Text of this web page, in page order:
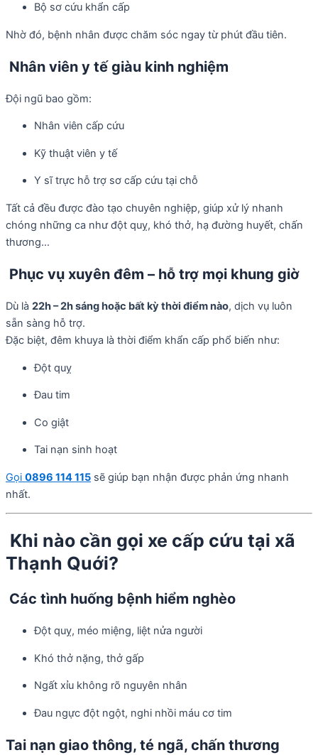
Bộ sơ cứu khẩn cấp
Nhờ đó, bệnh nhân được chăm sóc ngay từ phút đầu tiên.
Nhân viên y tế giàu kinh nghiệm
Đội ngũ bao gồm:
Nhân viên cấp cứu
Kỹ thuật viên y tế
Y sĩ trực hỗ trợ sơ cấp cứu tại chỗ
Tất cả đều được đào tạo chuyên nghiệp, giúp xử lý nhanh
chóng những ca như đột quỵ, khó thở, hạ đường huyết, chấn
thương…
Phục vụ xuyên đêm – hỗ trợ mọi khung giờ
Dù là 22h – 2h sáng hoặc bất kỳ thời điểm nào, dịch vụ luôn
sẵn sàng hỗ trợ.
Đặc biệt, đêm khuya là thời điểm khẩn cấp phổ biến như:
Đột quỵ
Đau tim
Co giật
Tai nạn sinh hoạt
Gọi 0896 114 115 sẽ giúp bạn nhận được phản ứng nhanh
nhất.
Khi nào cần gọi xe cấp cứu tại xã
Thạnh Quới?
Các tình huống bệnh hiểm nghèo
Đột quỵ, méo miệng, liệt nửa người
Khó thở nặng, thở gấp
Ngất xỉu không rõ nguyên nhân
Đau ngực đột ngột, nghi nhồi máu cơ tim
Tai nạn giao thông, té ngã, chấn thương